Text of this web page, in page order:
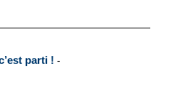
parti ! -